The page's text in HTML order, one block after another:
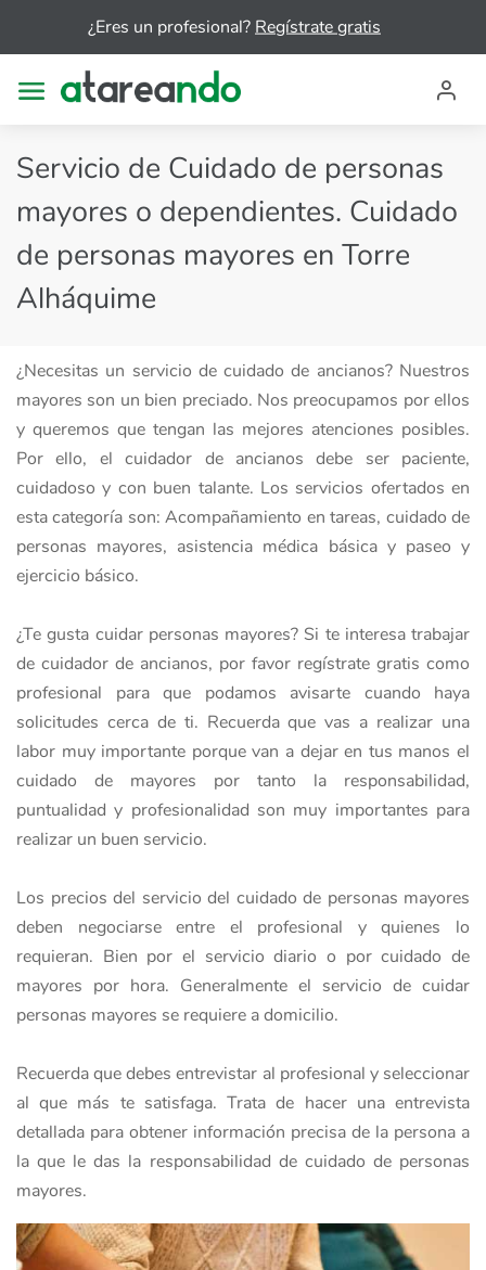
¿Eres un profesional?Regístrate gratis
Servicio de Cuidado de personas
mayores o dependientes. Cuidado
de personas mayores en Torre
Alháquime
¿Necesitas un servicio de cuidado de ancianos? Nuestros
mayores son un bien preciado. Nos preocupamos por ellos
y queremos que tengan las mejores atenciones posibles.
Por ello, el cuidador de ancianos debe ser paciente,
cuidadoso y con buen talante. Los servicios ofertados en
esta categoría son: Acompañamiento en tareas, cuidado de
personas mayores, asistencia médica básica y paseo y
ejercicio básico.
¿Te gusta cuidar personas mayores? Si te interesa trabajar
de cuidador de ancianos, por favor regístrate gratis como
profesional para que podamos avisarte cuando haya
solicitudes cerca de ti. Recuerda que vas a realizar una
labor muy importante porque van a dejar en tus manos el
cuidado de mayores por tanto la responsabilidad,
puntualidad y profesionalidad son muy importantes para
realizar un buen servicio.
Los precios del servicio del cuidado de personas mayores
deben negociarse entre el profesional y quienes lo
requieran. Bien por el servicio diario o por cuidado de
mayores por hora. Generalmente el servicio de cuidar
personas mayores se requiere a domicilio.
Recuerda que debes entrevistar al profesional y seleccionar
al que más te satisfaga. Trata de hacer una entrevista
detallada para obtener información precisa de la persona a
la que le das la responsabilidad de cuidado de personas
mayores.